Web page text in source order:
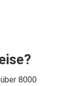
8000